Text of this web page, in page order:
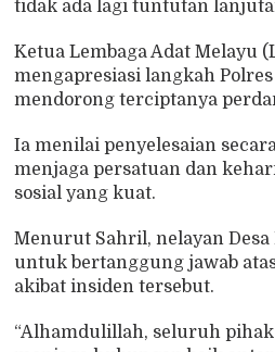
tidak ada lagi tuntutan
Ketua Lembaga Adat Melayu
mengapresiasi langkah
mendorong terciptanya
Ia menilai penyelesaian
menjaga persatuan dan
sosial yang kuat.
Menurut Sahril, nelayan
untuk bertanggung jawab
akibat insiden tersebut.
“Alhamdulillah, seluruh